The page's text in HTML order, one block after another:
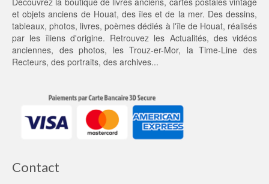
5,
0
0 €.
et objets anciens de Houat, des îles et de la mer. Des dessins,
tableaux, photos, livres, poèmes dédiés à l'île de Houat, réalisés
par les îliens d'origine. Retrouvez les Actualités, des vidéos
anciennes, desphotos, lesTrouz-er-Mor, laTime-Line des
Recteurs, des portraits, des archives...
Contact